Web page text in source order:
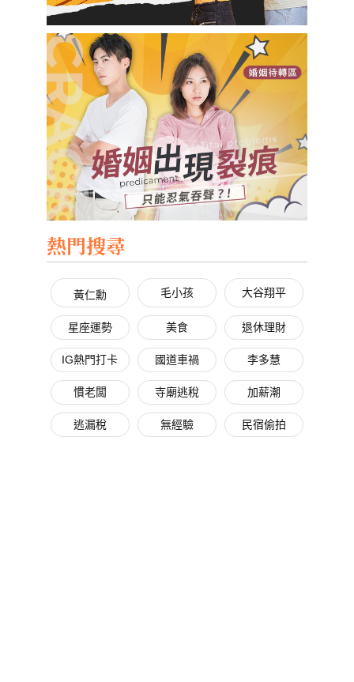
熱門搜尋
黃仁勳 毛小孩 大谷翔平
星座運勢 美食 退休理財
IG熱門打卡 國道車禍 李多慧
慣老闆 寺廟逃稅 加薪潮
逃漏稅 無經驗 民宿偷拍